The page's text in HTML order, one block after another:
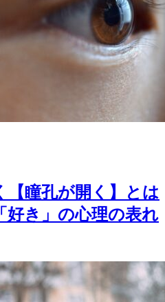
【瞳孔が開く】とは
好き」の心理の表れ